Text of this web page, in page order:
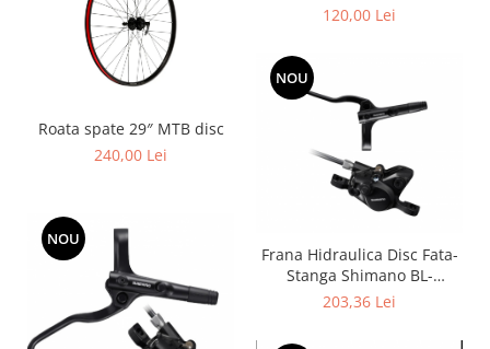
120,00 Lei
Roata spate 29″ MTB disc
240,00 Lei
NOU
Frana Hidraulica Disc Fata-
Stanga Shimano BL-
MT200(l) BR-MT200(f),
203,36 Lei
NOU